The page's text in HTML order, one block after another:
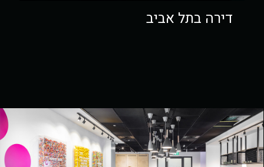
דירה בתל אביב